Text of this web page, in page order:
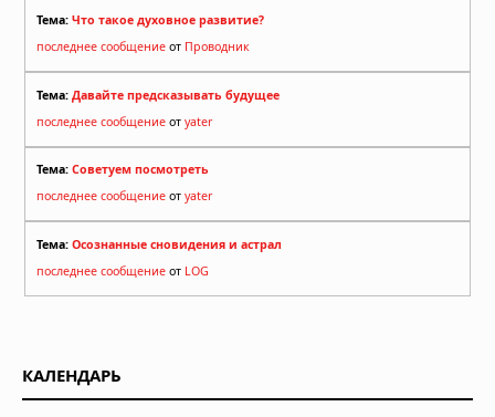
Тема: Что такое духовное развитие?
последнее сообщение от Проводник
Тема: Давайте предсказывать будущее
последнее сообщение от yater
Тема: Советуем посмотреть
последнее сообщение от yater
Тема: Осознанные сновидения и астрал
последнее сообщение от LOG
КАЛЕНДАРЬ